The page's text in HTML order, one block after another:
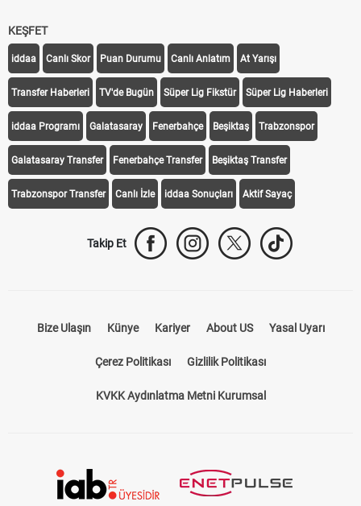
KEŞFET
iddaa Canlı Skor Puan Durumu Canlı Anlatım At Yarışı
Transfer Haberleri TV'de Bugün Süper Lig Fikstür Süper Lig Haberleri
iddaa Programı Galatasaray Fenerbahçe Beşiktaş Trabzonspor
Galatasaray Transfer Fenerbahçe Transfer Beşiktaş Transfer
Trabzonspor Transfer Canlı İzle iddaa Sonuçları Aktif Sayaç
Takip Et
Bize Ulaşın Künye Kariyer About US Yasal Uyarı
Çerez Politikası Gizlilik Politikası
KVKK Aydınlatma Metni Kurumsal